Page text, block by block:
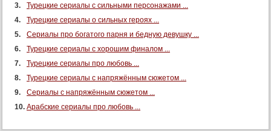
80 серия (суб)
81 серия (суб)
82 серия (суб)
85 серия (суб)
86 серия (суб)
Турецкие сериалы с сильными персонажами ...
Турецкие сериалы о сильных героях ...
Сериалы про богатого парня и бедную девушку ...
Турецкие сериалы с хорошим финалом ...
Турецкие сериалы про любовь ...
Турецкие сериалы с напряжённым сюжетом ...
Сериалы с напряжённым сюжетом ...
Арабские сериалы про любовь ...